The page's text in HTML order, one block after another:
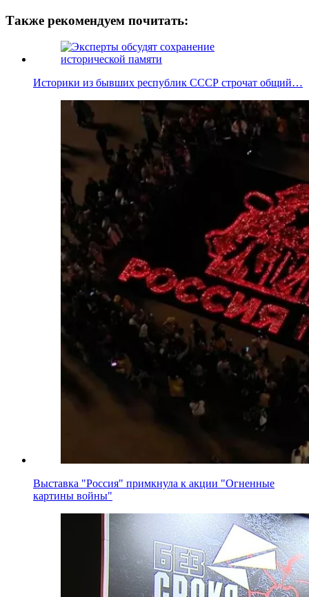
Также рекомендуем почитать:
Историки из бывших республик СССР строчат общий…
Выставка "Россия" примкнула к акции "Огненные
картины войны"